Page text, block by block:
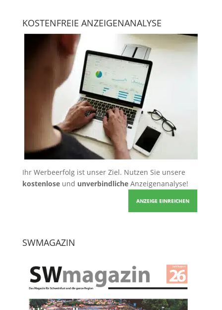
KOSTENFREIE ANZEIGENANALYSE
Ihr Werbeerfolg ist unser Ziel. Nutzen Sie unsere
kostenloseund unverbindlicheAnzeigenanalyse!
ANZEIGE EINREICHEN
SWMAGAZIN